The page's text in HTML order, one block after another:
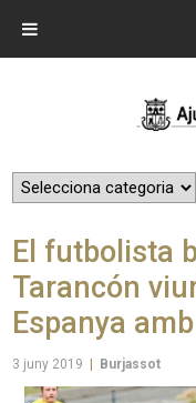
El futbolista
Tarancón
Espanya
3 juny 2019 Burjassot